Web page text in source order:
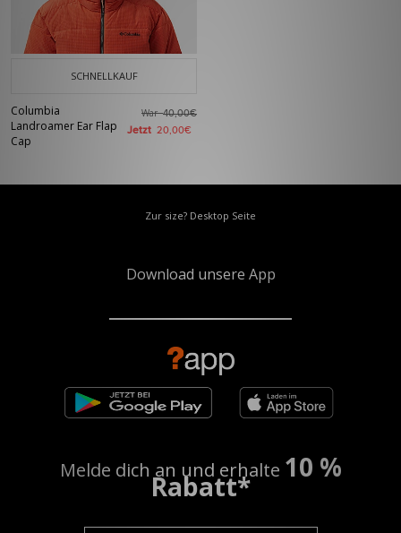
SCHNELLKAUF
Columbia
Landroamer Ear Flap
Cap
War40,00€
Jetzt 20,00€
Zur size? Desktop Seite
Download unsere App
Melde dich an und erhalte 10 %
Rabatt*